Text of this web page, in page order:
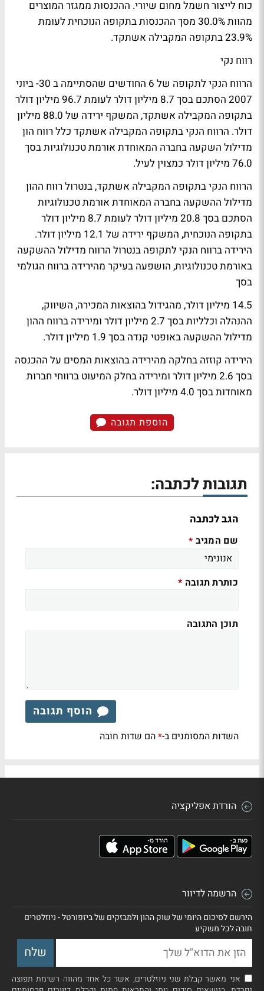
כוח לייצור חשמל מחום שיורי. ההכנסות ממגזר המוצרים
מהוות 30.0% מסך ההכנסות בתקופה הנוכחית לעומת
23.9% בתקופה המקבילה אשתקד.
רווח נקי
הרווח הנקי לתקופה של 6 החודשים שהסתיימה ב 30- ביוני
2007 הסתכם בסך 8.7 מיליון דולר לעומת 96.7 מיליון דולר
בתקופה המקבילה אשתקד, המשקף ירידה של 88.0 מיליון
דולר. הרווח הנקי בתקופה המקבילה אשתקד כלל רווח הון
מדילול השקעה בחברה המאוחדת אורמת טכנולוגיות בסך
76.0 מיליון דולר כמצוין לעיל.
הרווח הנקי בתקופה המקבילה אשתקד, בנטרול רווח ההון
מדילול ההשקעה בחברה המאוחדת אורמת טכנולוגיות
הסתכם בסך 20.8 מיליון דולר לעומת 8.7 מיליון דולר
בתקופה הנוכחית, המשקף ירידה של 12.1 מיליון דולר.
הירידה ברווח הנקי לתקופה בנטרול הרווח מדילול ההשקעה
באורמת טכנולוגיות, הושפעה בעיקר מהירידה ברווח הגולמי
בסך
14.5 מיליון דולר, מהגידול בהוצאות המכירה, השיווק,
ההנהלה וכלליות בסך 2.7 מיליון דולר ומירידה ברווח ההון
מדילול ההשקעה באופטי קנדה בסך 1.9 מיליון דולר.
הירידה קוזזה בחלקה מהירידה בהוצאות המסים על ההכנסה
בסך 2.6 מיליון דולר ומירידה בחלק המיעוט ברווחי חברות
מאוחדות בסך 4.0 מיליון דולר.
הוספת תגובה
תגובות לכתבה:
הגב לכתבה
שם המגיב *
כותרת תגובה *
תוכן התגובה
הוסף תגובה
השדות המסומנים ב-*הם שדות חובה
הורדת אפליקציה
הרשמה לדיוור
הירשם לסיכום היומי של שוק ההון ולמבזקים של ביזפורטל - ניוזלטרים
חובה לכל משקיע
אני מאשר קבלת שני ניוזלטרים, אשר כל אחד מהווה רשימת תפוצה